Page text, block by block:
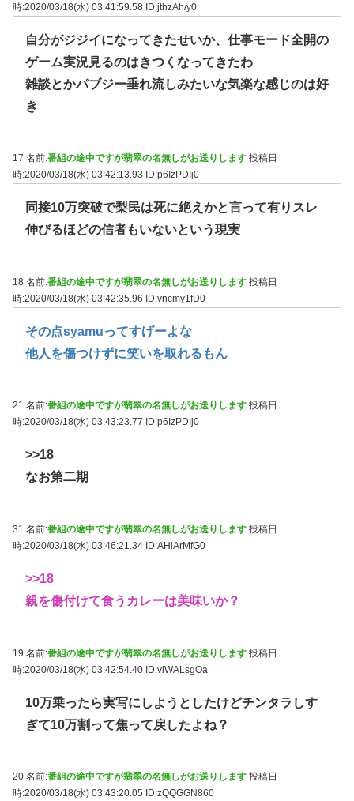
時:2020/03/18(水) 03:41:59.58 ID:jthzAh/y0
自分がジジイになってきたせいか、仕事モード全開の
ゲーム実況見るのはきつくなってきたわ
雑談とかパブジー垂れ流しみたいな気楽な感じのは好
き
17 名前:番組の途中ですが翡翠の名無しがお送りします 投稿日
時:2020/03/18(水) 03:42:13.93
ID:p6IzPDIj0
同接10万突破で梨民は死に絶えかと言って有りスレ
伸びるほどの信者もいないという現実
18 名前:番組の途中ですが翡翠の名無しがお送りします 投稿日
時:2020/03/18(水) 03:42:35.96 ID:vncmy1fD0
その点syamuってすげーよな
他人を傷つけずに笑いを取れるもん
21 名前:番組の途中ですが翡翠の名無しがお送りします 投稿日
時:2020/03/18(水) 03:43:23.77
ID:p6IzPDIj0
>>18
なお第二期
31 名前:番組の途中ですが翡翠の名無しがお送りします 投稿日
時:2020/03/18(水) 03:46:21.34 ID:AHiArMfG0
>>18
親を傷付けて食うカレーは美味いか？
19 名前:番組の途中ですが翡翠の名無しがお送りします 投稿日
時:2020/03/18(水) 03:42:54.40 ID:viWALsgOa
10万乗ったら実写にしようとしたけどチンタラしす
ぎて10万割って焦って戻したよね？
20 名前:番組の途中ですが翡翠の名無しがお送りします 投稿日
時:2020/03/18(水) 03:43:20.05
ID:zQQGGN860